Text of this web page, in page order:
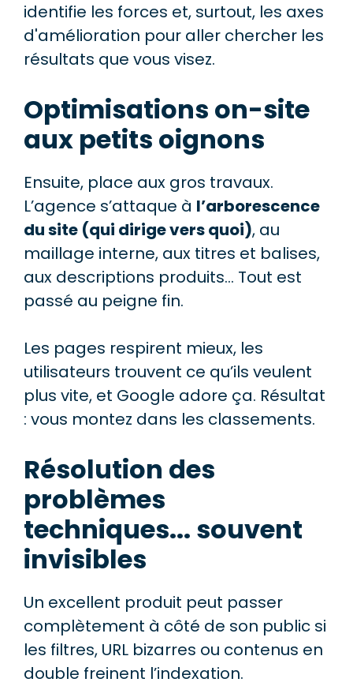
identifie les forces et, surtout, les axes
d'amélioration pour aller chercher les
résultats que vous visez.
Optimisations on-site
aux petits oignons
Ensuite, place aux gros travaux.
L’agence s’attaque à l’arborescence
du site (qui dirige vers quoi), au
maillage interne, aux titres et balises,
aux descriptions produits… Tout est
passé au peigne fin.
Les pages respirent mieux, les
utilisateurs trouvent ce qu’ils veulent
plus vite, et Google adore ça. Résultat
: vous montez dans les classements.
Résolution des
problèmes
techniques... souvent
invisibles
Un excellent produit peut passer
complètement à côté de son public si
les filtres, URL bizarres ou contenus en
double freinent l’indexation.